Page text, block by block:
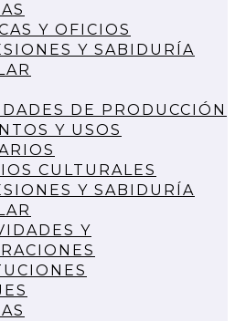
Y OFICIOS
Y SABIDURÍA
DE PRODUCCIÓN
Y USOS
CULTURALES
Y SABIDURÍA
Y